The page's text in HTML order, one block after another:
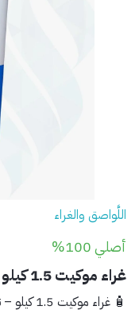
اللَّواصق والغراء
أصلي 100%
غراء موكيت 1.5 كيلو
🧴 غراء موكيت 1.5 كيلو – تثبيت قوي وسريع